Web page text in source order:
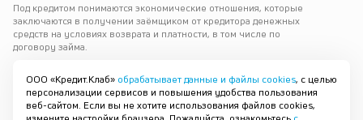
ООО «Кредит.Клаб» обрабатывает данные и файлы cookies, с целью
персонализации сервисов и повышения удобства пользования
веб-сайтом. Если вы не хотите использования файлов cookies,
Под кредитом понимаются экономические отношения, которые
заключаются в получении заёмщиком от кредитора денежных
средств на условиях возврата и платности, в том числе по
договору займа.
© 2019—2026ООО «Кредит.Клаб»
ОГРН 1196658084743
Воронеж